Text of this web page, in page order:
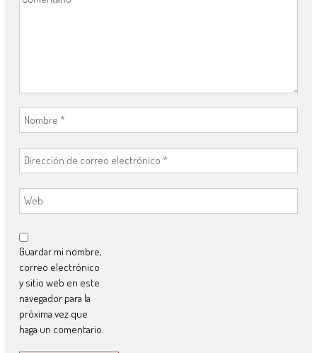
Guardar mi nombre,
correo electrónico
y sitio web en este
navegador para la
próxima vez que
haga un comentario.